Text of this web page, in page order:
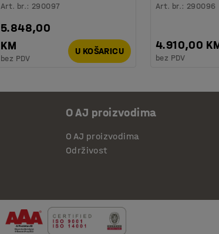
Art. br.: 290097
5.848,00
KM
bez PDV
U KOŠARICU
Art. br.: 290096
4.910,00
bez PDV
O AJ proizvodima
O AJ proizvodima
Održivost